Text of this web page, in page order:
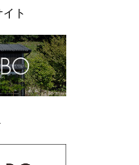
ト